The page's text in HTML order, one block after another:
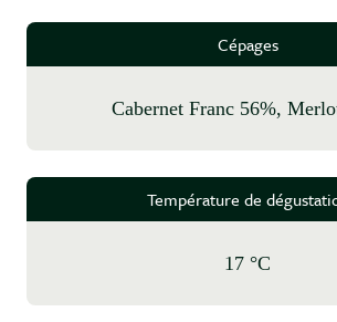
Cépages
Cabernet Franc 56%,
Température de
17 °C